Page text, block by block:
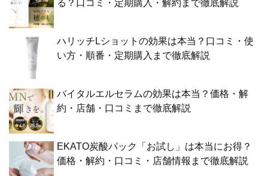
る？口コミ・定期購入・解約まで徹底解説
ハリッチLショットの効果は本当？口コミ・使
い方・順番・定期購入まで徹底解説
バイタルエルセラムの効果は本当？価格・解
約・店舗・口コミまで徹底解説
EKATO炭酸パック「お試し」は本当にお得？
価格・解約・口コミ・店舗情報まで徹底解説